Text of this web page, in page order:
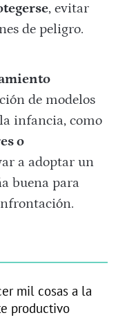
, evitar
de peligro.
de modelos
infancia, como
o
a adoptar un
buena para
mil cosas a la
productivo